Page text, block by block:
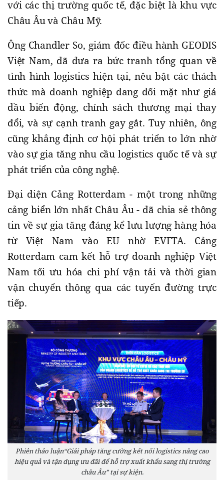
với các thị trường quốc tế, đặc biệt là khu vực
Châu Âu và Châu Mỹ.
Ông Chandler So, giám đốc điều hành GEODIS
Việt Nam, đã đưa ra bức tranh tổng quan về
tình hình logistics hiện tại, nêu bật các thách
thức mà doanh nghiệp đang đối mặt như giá
dầu biến động, chính sách thương mại thay
đổi, và sự cạnh tranh gay gắt. Tuy nhiên, ông
cũng khẳng định cơ hội phát triển to lớn nhờ
vào sự gia tăng nhu cầu logistics quốc tế và sự
phát triển của công nghệ.
Đại diện Cảng Rotterdam - một trong những
cảng biển lớn nhất Châu Âu - đã chia sẻ thông
tin về sự gia tăng đáng kể lưu lượng hàng hóa
từ Việt Nam vào EU nhờ EVFTA. Cảng
Rotterdam cam kết hỗ trợ doanh nghiệp Việt
Nam tối ưu hóa chi phí vận tải và thời gian
vận chuyển thông qua các tuyến đường trực
tiếp.
Phiên thảo luận“Giải pháp tăng cường kết nối logistics nâng cao
hiệu quả và tận dụng ưu đãi để hỗ trợ xuất khẩu sang thị trường
châu Âu” tại sự kiện.